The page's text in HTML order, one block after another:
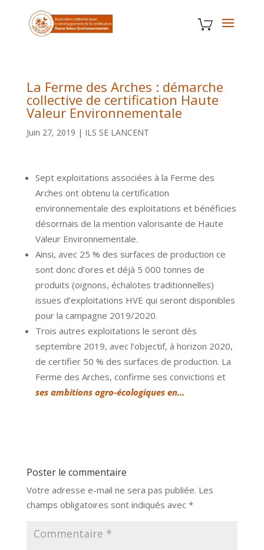
La Ferme des Arches : démarche
collective de certification Haute
Valeur Environnementale
Juin 27, 2019 | ILS SE LANCENT
Sept exploitations associées à la Ferme des
Arches ont obtenu la certification
environnementale des exploitations et bénéficies
désormais de la mention valorisante de Haute
Valeur Environnementale.
Ainsi, avec 25 % des surfaces de production ce
sont donc d’ores et déjà 5 000 tonnes de
produits (oignons, échalotes traditionnelles)
issues d’exploitations HVE qui seront disponibles
pour la campagne 2019/2020.
Trois autres exploitations le seront dès
septembre 2019, avec l’objectif, à horizon 2020,
de certifier 50 % des surfaces de production. La
Ferme des Arches, confirme ses convictions et
ses ambitions agro-écologiques en…
Poster le commentaire
Votre adresse e-mail ne sera pas publiée. Les
champs obligatoires sont indiqués avec *